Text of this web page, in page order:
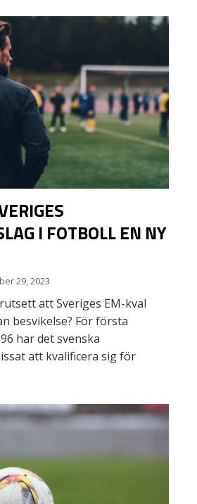
I FOTBOLL EN NY
29, 2023
att Sveriges EM-kval
besvikelse? För första
har det svenska
att kvalificera sig för